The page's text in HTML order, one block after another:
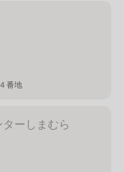
番地
ーしまむら